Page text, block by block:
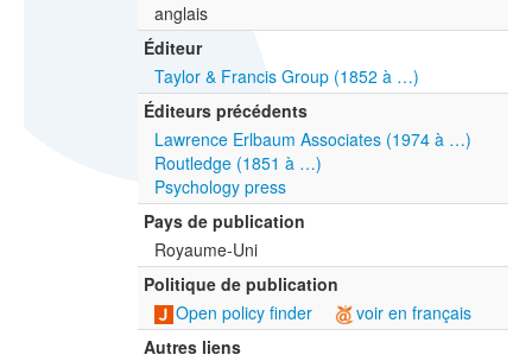
anglais
Éditeur
Taylor & Francis Group (1852 à …)
Éditeurs précédents
Lawrence Erlbaum Associates (1974 à …)
Routledge (1851 à …)
Psychology press
Pays de publication
Royaume-Uni
Politique de publication
Open policy finder
voir en français
Autres liens